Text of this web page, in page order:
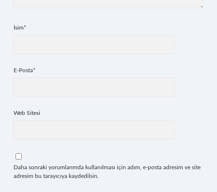
İsim*
E-Posta*
Web Sitesi
Daha sonraki yorumlarımda kullanılması için adım, e-posta adresim ve site
adresim bu tarayıcıya kaydedilsin.